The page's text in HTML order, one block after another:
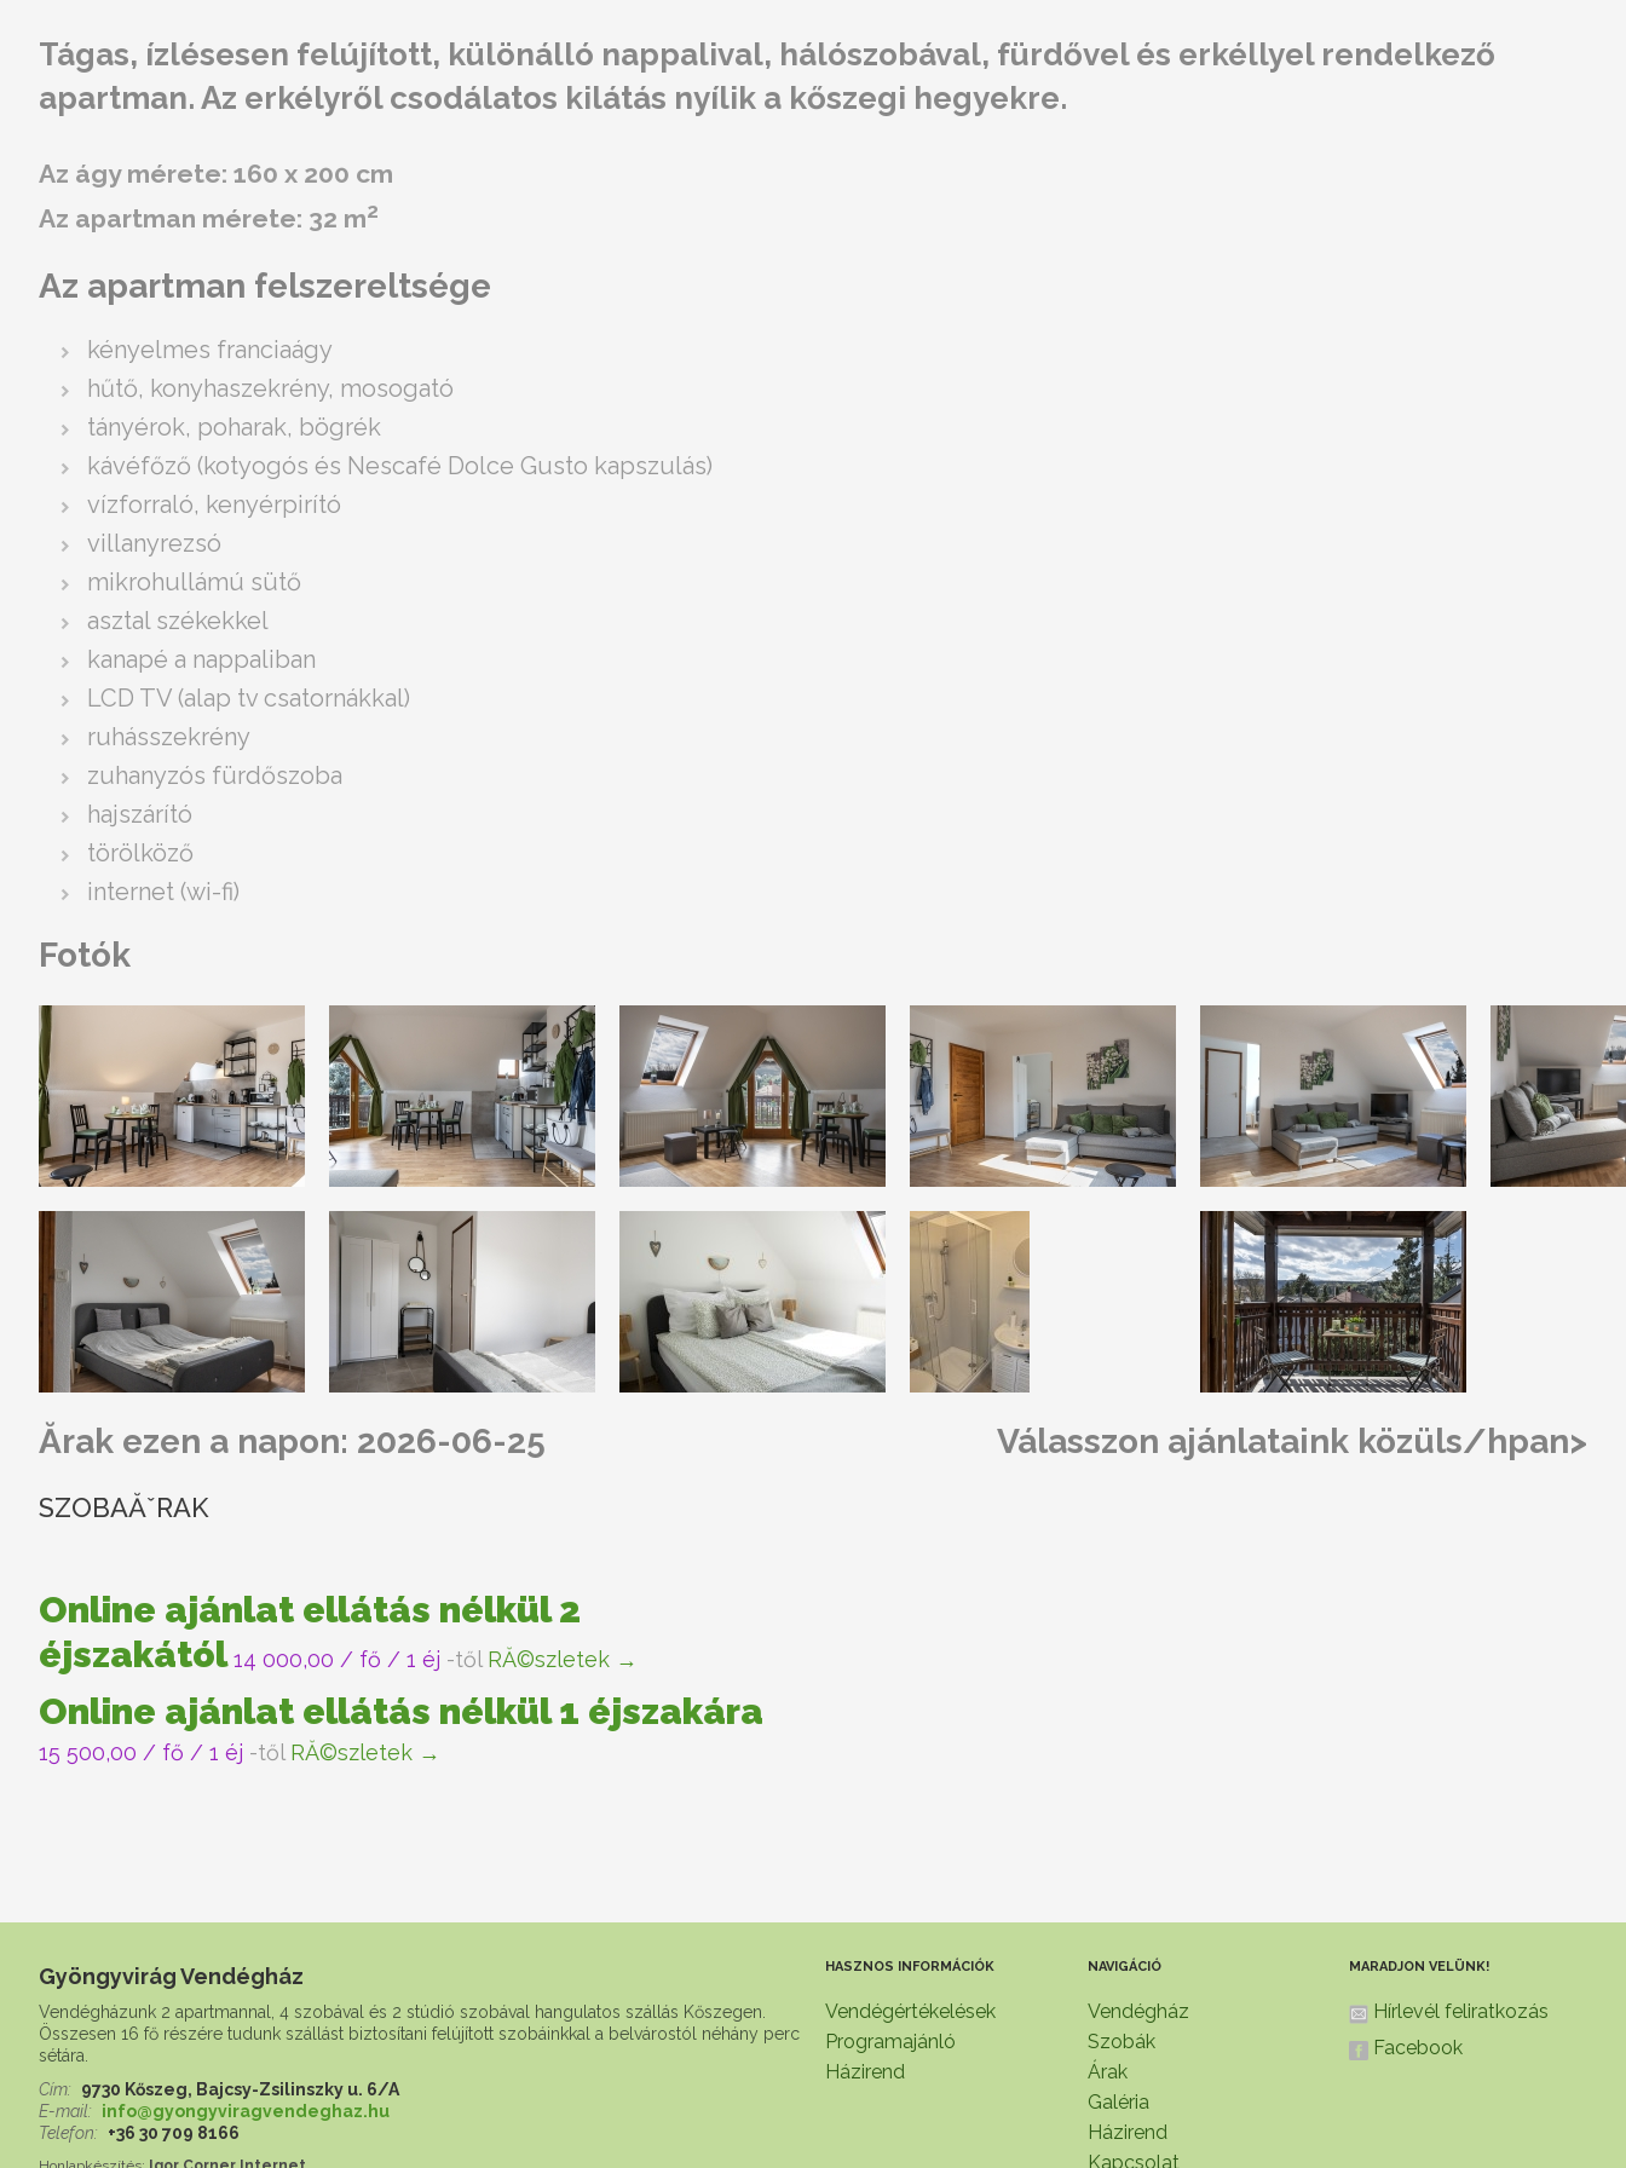
Tágas, ízlésesen felújított, különálló nappalival, hálószobával, fürdővel és erkéllyel rendelkező
apartman. Az erkélyről csodálatos kilátás nyílik a kőszegi hegyekre.
Az ágy mérete: 160 x 200 cm
Az apartman mérete: 32 m2
Az apartman felszereltsége
kényelmes franciaágy
hűtő, konyhaszekrény, mosogató
tányérok, poharak, bögrék
kávéfőző (kotyogós és Nescafé Dolce Gusto kapszulás)
vízforraló, kenyérpirító
villanyrezsó
mikrohullámú sütő
asztal székekkel
kanapé a nappaliban
LCD TV (alap tv csatornákkal)
ruhásszekrény
zuhanyzós fürdőszoba
hajszárító
törölköző
internet (wi-fi)
Fotók
Ărak ezen a napon: 2026-06-25 Válasszon ajánlataink közüls/hpan>
SZOBAĂˇRAK
Online ajánlat ellátás nélkül 2
éjszakától 14 000,00 / fő / 1 éj -től RĂ©szletek →
Online ajánlat ellátás nélkül 1 éjszakára
15 500,00 / fő / 1 éj -től RĂ©szletek →
Gyöngyvirág Vendégház
Vendégházunk 2 apartmannal, 4 szobával és 2 stúdió szobával hangulatos szállás Kőszegen.
Összesen 16 fő részére tudunk szállást biztosítani felújított szobáinkkal a belvárostól néhány perc
sétára.
Cím:
9730 Kőszeg, Bajcsy-Zsilinszky u. 6/A
E-mail:
info@gyongyviragvendeghaz.hu
Telefon:
+36 30 709 8166
HASZNOS INFORMÁCIÓK
Vendégértékelések
Programajánló
Házirend
NAVIGÁCIÓ
Vendégház
Szobák
Árak
Galéria
Házirend
Kapcsolat
MARADJON VELÜNK!
Hírlevél feliratkozás
Facebook